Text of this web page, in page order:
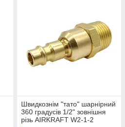
Швидкознім "тато" шарнірний
360 градусів 1/2" зовнішня
різь AIRKRAFT W2-1-2